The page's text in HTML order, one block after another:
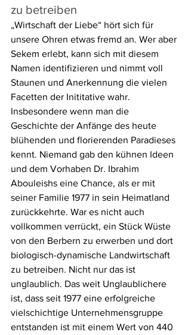
zu betreiben
„Wirtschaft der Liebe“ hört sich für
unsere Ohren etwas fremd an. Wer aber
Sekem erlebt, kann sich mit diesem
Namen identifizieren und nimmt voll
Staunen und Anerkennung die vielen
Facetten der Inititative wahr.
Insbesondere wenn man die
Geschichte der Anfänge des heute
blühenden und florierenden Paradieses
kennt. Niemand gab den kühnen Ideen
und dem Vorhaben Dr. Ibrahim
Abouleishs eine Chance, als er mit
seiner Familie 1977 in sein Heimatland
zurückkehrte. War es nicht auch
vollkommen verrückt, ein Stück Wüste
von den Berbern zu erwerben und dort
biologisch-dynamische Landwirtschaft
zu betreiben. Nicht nur das ist
unglaublich. Das weit Unglaublichere
ist, dass seit 1977 eine erfolgreiche
vielschichtige Unternehmensgruppe
entstanden ist mit einem Wert von 440